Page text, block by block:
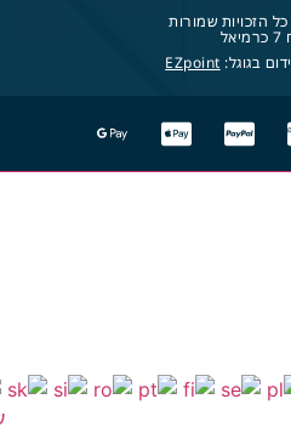
הזכויות שמורות
בגוגל: EZpoint